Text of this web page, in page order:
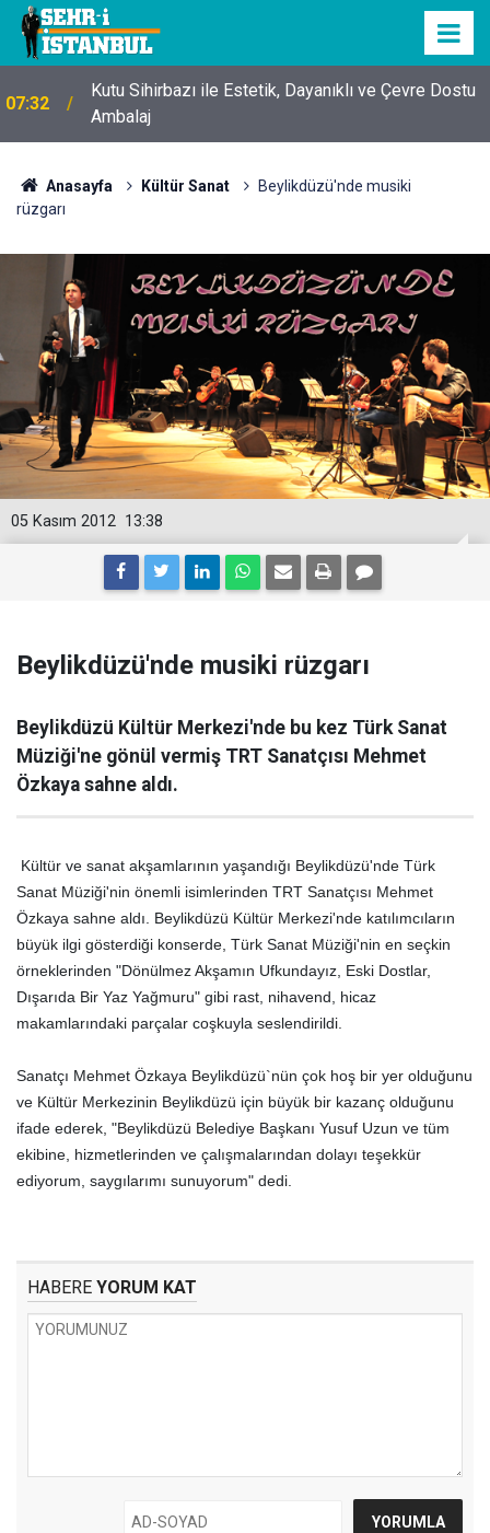
07:32
Kutu Sihirbazı ile Estetik, Dayanıklı ve Çevre Dostu
Ambalaj
Anasayfa Kültür Sanat
Beylikdüzü'nde musiki
rüzgarı
13:38
05 Kasım 2012
Beylikdüzü'nde musiki rüzgarı
Beylikdüzü Kültür Merkezi'nde bu kez Türk Sanat
Müziği'ne gönül vermiş TRT Sanatçısı Mehmet
Özkaya sahne aldı.
Kültür ve sanat akşamlarının yaşandığı Beylikdüzü'nde Türk
Sanat Müziği'nin önemli isimlerinden TRT Sanatçısı Mehmet
Özkaya sahne aldı. Beylikdüzü Kültür Merkezi'nde katılımcıların
büyük ilgi gösterdiği konserde, Türk Sanat Müziği'nin en seçkin
örneklerinden "Dönülmez Akşamın Ufkundayız, Eski Dostlar,
Dışarıda Bir Yaz Yağmuru" gibi rast, nihavend, hicaz
makamlarındaki parçalar coşkuyla seslendirildi.
Sanatçı Mehmet Özkaya Beylikdüzü`nün çok hoş bir yer olduğunu
ve Kültür Merkezinin Beylikdüzü için büyük bir kazanç olduğunu
ifade ederek, "Beylikdüzü Belediye Başkanı Yusuf Uzun ve tüm
ekibine, hizmetlerinden ve çalışmalarından dolayı teşekkür
ediyorum, saygılarımı sunuyorum" dedi.
HABERE YORUM KAT